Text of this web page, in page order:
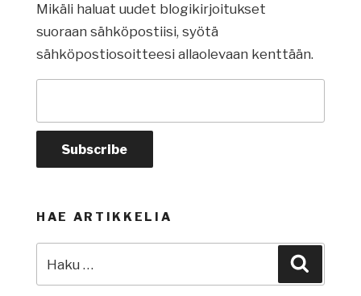
Mikäli haluat uudet blogikirjoitukset
suoraan sähköpostiisi, syötä
sähköpostiosoitteesi allaolevaan kenttään.
HAE ARTIKKELIA